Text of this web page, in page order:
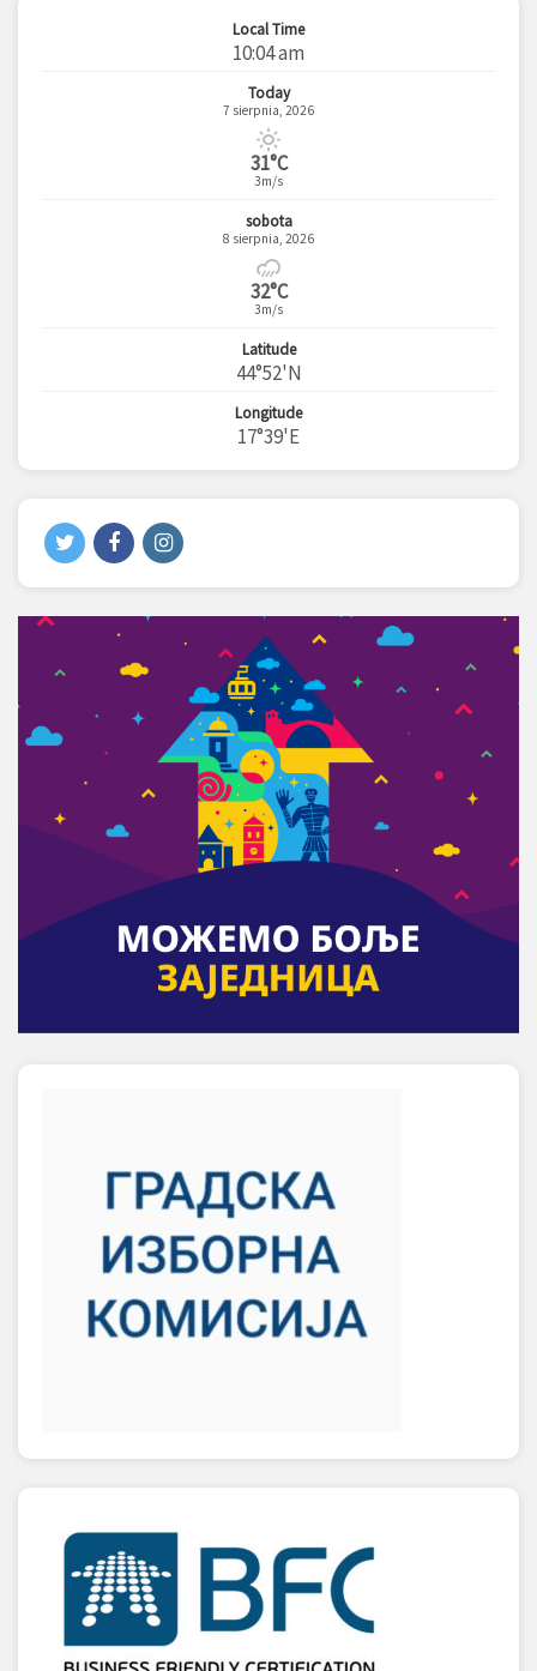
Local Time
10:04 am
Today
7 sierpnia, 2026
31°C
3m/s
sobota
8 sierpnia, 2026
32°C
3m/s
Latitude
44°52'N
Longitude
17°39'E